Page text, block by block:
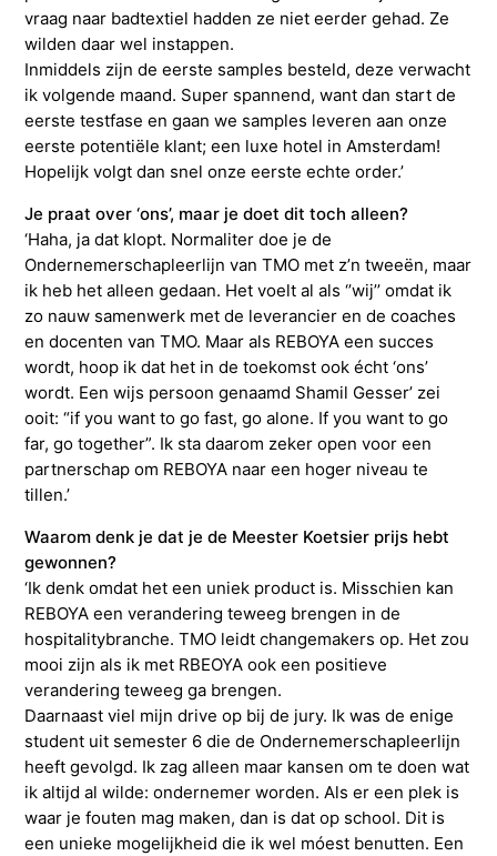
vraag naar badtextiel hadden ze niet eerder gehad. Ze
wilden daar wel instappen.
Inmiddels zijn de eerste samples besteld, deze verwacht
ik volgende maand. Super spannend, want dan start de
eerste testfase en gaan we samples leveren aan onze
eerste potentiële klant; een luxe hotel in Amsterdam!
Hopelijk volgt dan snel onze eerste echte order.’
Je praat over ‘ons’, maar je doet dit toch alleen?
‘Haha, ja dat klopt. Normaliter doe je de
Ondernemerschapleerlijn van TMO met z’n tweeën, maar
ik heb het alleen gedaan. Het voelt al als ‘’wij’’ omdat ik
zo nauw samenwerk met de leverancier en de coaches
en docenten van TMO. Maar als REBOYA een succes
wordt, hoop ik dat het in de toekomst ook écht ‘ons’
wordt. Een wijs persoon genaamd Shamil Gesser’ zei
ooit: “if you want to go fast, go alone. If you want to go
far, go together”. Ik sta daarom zeker open voor een
partnerschap om REBOYA naar een hoger niveau te
tillen.’
Waarom denk je dat je de Meester Koetsier prijs hebt
gewonnen?
‘Ik denk omdat het een uniek product is. Misschien kan
REBOYA een verandering teweeg brengen in de
hospitalitybranche. TMO leidt changemakers op. Het zou
mooi zijn als ik met RBEOYA ook een positieve
verandering teweeg ga brengen.
Daarnaast viel mijn drive op bij de jury. Ik was de enige
student uit semester 6 die de Ondernemerschapleerlijn
heeft gevolgd. Ik zag alleen maar kansen om te doen wat
ik altijd al wilde: ondernemer worden. Als er een plek is
waar je fouten mag maken, dan is dat op school. Dit is
een unieke mogelijkheid die ik wel móest benutten. Een